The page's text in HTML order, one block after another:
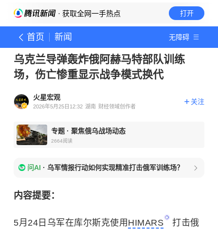
· 获取全网一手热点 打开
首页 新闻 无障碍
乌克兰导弹轰炸俄阿赫马特部队训练
场，伤亡惨重显示战争模式换代
火星宏观
2026年5月25日12:32 湖南 财经领域创作者
关注
专题 · 聚焦俄乌战场动态
2664阅读
问AI · 乌军情报行动如何实现精准打击俄军训练场？
内容提要：
5月24日乌军在库尔斯克使用 HIMARS
打击俄